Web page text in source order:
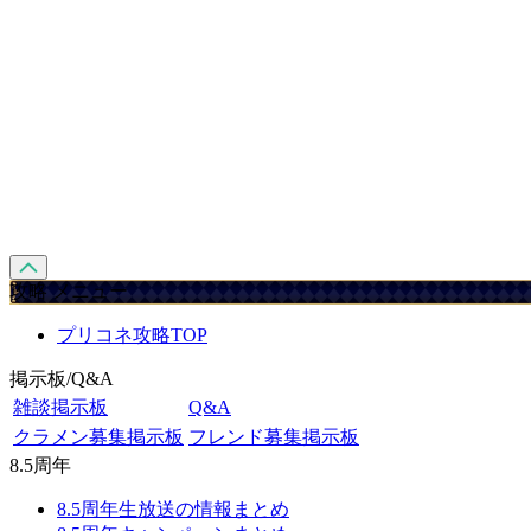
攻略 メニュー
プリコネ攻略TOP
掲示板/Q&A
雑談掲示板
Q&A
クラメン募集掲示板 フレンド募集掲示板
8.5周年
8.5周年生放送の情報まとめ